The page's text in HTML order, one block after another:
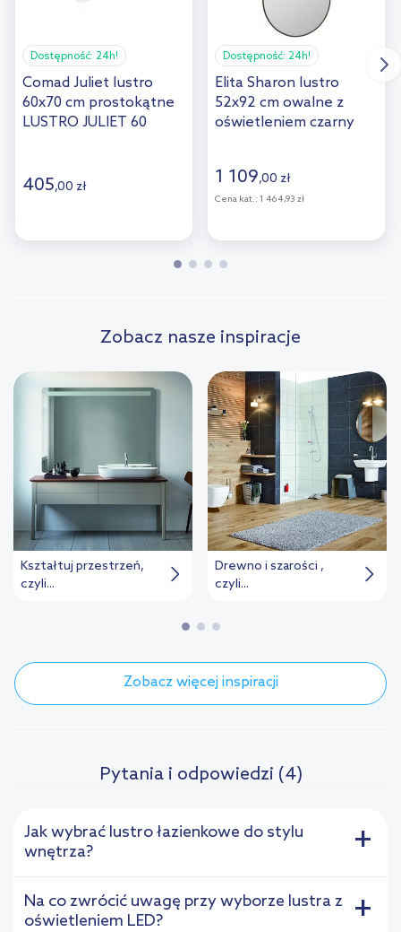
Dostępność: 24h!
Comad Juliet lustro
60x70 cm prostokątne
LUSTRO JULIET 60
405,00 zł
Dostępność: 24h!
Elita Sharon lustro
52x92 cm owalne z
oświetleniem czarny
1 109,00 zł
Cena kat.: 1 464,93 zł
Zobacz nasze inspiracje
Kształtuj przestrzeń,
czyli...
Drewno i szarości ,
czyli...
Zobacz więcej inspiracji
Pytania i odpowiedzi (4)
Jak wybrać lustro łazienkowe do stylu
wnętrza?
+
Na co zwrócić uwagę przy wyborze lustra z
oświetleniem LED?
+